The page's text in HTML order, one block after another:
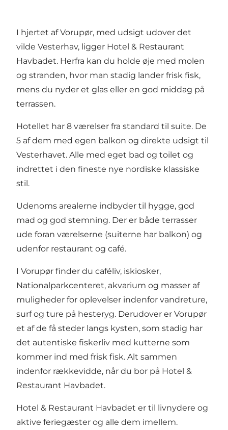
I hjertet af Vorupør, med udsigt udover det
vilde Vesterhav, ligger Hotel & Restaurant
Havbadet. Herfra kan du holde øje med molen
og stranden, hvor man stadig lander frisk fisk,
mens du nyder et glas eller en god middag på
terrassen.
Hotellet har 8 værelser fra standard til suite. De
5 af dem med egen balkon og direkte udsigt til
Vesterhavet. Alle med eget bad og toilet og
indrettet i den fineste nye nordiske klassiske
stil.
Udenoms arealerne indbyder til hygge, god
mad og god stemning. Der er både terrasser
ude foran værelserne (suiterne har balkon) og
udenfor restaurant og café.
I Vorupør finder du caféliv, iskiosker,
Nationalparkcenteret, akvarium og masser af
muligheder for oplevelser indenfor vandreture,
surf og ture på hesteryg. Derudover er Vorupør
et af de få steder langs kysten, som stadig har
det autentiske fiskerliv med kutterne som
kommer ind med frisk fisk. Alt sammen
indenfor rækkevidde, når du bor på Hotel &
Restaurant Havbadet.
Hotel & Restaurant Havbadet er til livnydere og
aktive feriegæster og alle dem imellem.